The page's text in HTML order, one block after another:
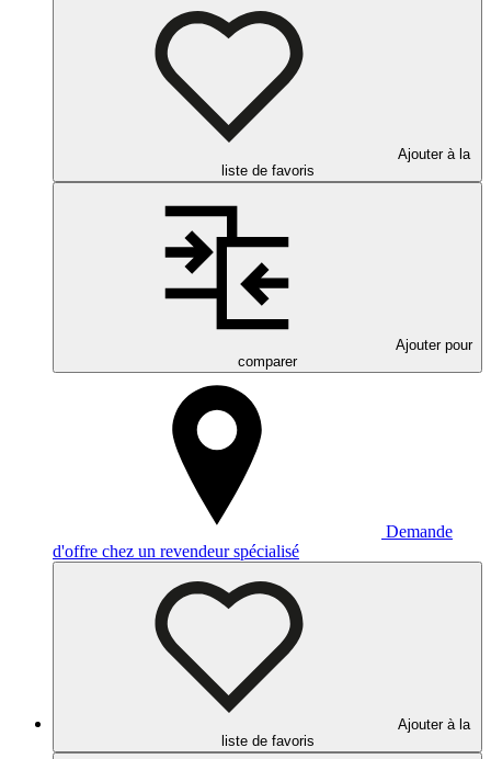
Ajouter à la
liste de favoris
Ajouter pour
comparer
Demande
d'offre chez un revendeur spécialisé
Ajouter à la
liste de favoris